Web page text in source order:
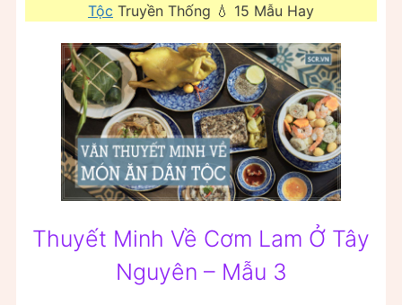
Tộc Truyền Thống 💧 15 Mẫu Hay
Thuyết Minh Về Cơm Lam Ở Tây
Nguyên – Mẫu 3